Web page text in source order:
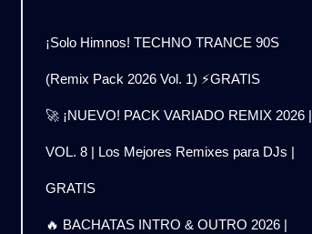
¡Solo Himnos! TECHNO TRANCE 90S
(Remix Pack 2026 Vol. 1) ⚡GRATIS
🚀 ¡NUEVO! PACK VARIADO REMIX 2026 |
VOL. 8 | Los Mejores Remixes para DJs |
GRATIS
🔥 BACHATAS INTRO & OUTRO 2026 |